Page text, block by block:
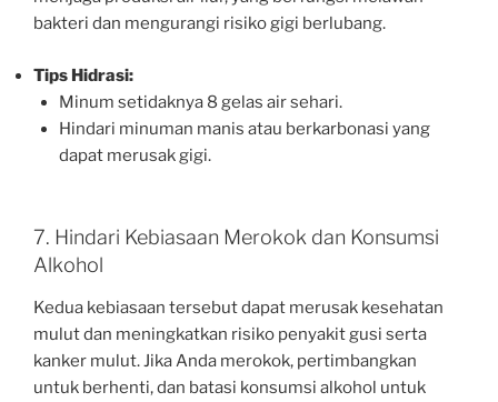
bakteri dan mengurangi risiko gigi berlubang.
Tips Hidrasi:
Minum setidaknya 8 gelas air sehari.
Hindari minuman manis atau berkarbonasi yang
dapat merusak gigi.
7. Hindari Kebiasaan Merokok dan Konsumsi
Alkohol
Kedua kebiasaan tersebut dapat merusak kesehatan
mulut dan meningkatkan risiko penyakit gusi serta
kanker mulut. Jika Anda merokok, pertimbangkan
untuk berhenti, dan batasi konsumsi alkohol untuk